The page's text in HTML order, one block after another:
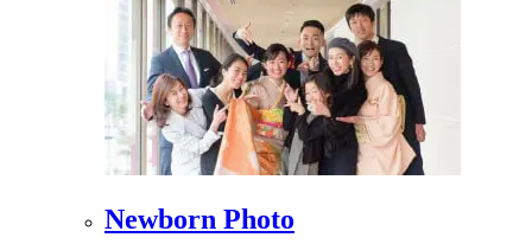
Newborn Photo